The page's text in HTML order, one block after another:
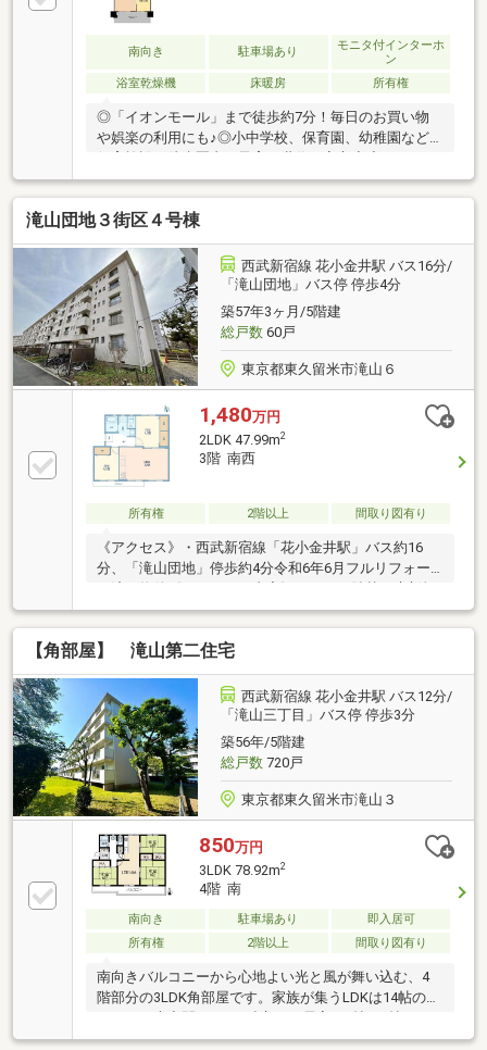
南向き 駐車場あり
モニタ付インターホ
ン
浴室乾燥機
床暖房 所有権
◎「イオンモール」まで徒歩約7分！毎日のお買い物
や娯楽の利用にも♪◎小中学校、保育園、幼稚園など
ポイント◇◆◎キッチンには嬉しい「食洗機」付き◎
寒い時期も足元からぽかぽか「床暖房」◎雨の日や花
粉時期のお洗濯に「浴室乾燥機」◎バルコニーには
「スロップシンク」植物の水やりや汚れた靴などを洗
うのに便利♪／東久留米市の住まい探しは、私たちに
お任せください！＼自然環境と住みやすさが魅力の街
「東久留米市」を知り尽くした地域密着の不動産会社
です。お気軽にお問い合わせください！
滝山団地３街区４号棟
西武新宿線 花小金井駅 バス16分/
「滝山団地」バス停 停歩4分
築57年3ヶ月/5階建
総戸数60戸
東京都東久留米市滝山６
1,480万円
2LDK 47.99m2
3階 南西
所有権 2階以上 間取り図有り
《アクセス》・西武新宿線「花小金井駅」バス約16
分、「滝山団地」停歩約4分令和6年6月フルリフォー
貼替・キッチン交換・建具交換・ユニットバス交換・
洗面化粧台交換・トイレ交換(ウォシュレット付き)・
浴室交換(給湯器交換)・防水パン・水栓交換・ハウス
クリーニング等・売主様が綺麗にお使いのため、室内
コンディション良好＜ライフインフォメーション＞・
東久留米市立はくさん保育園 …約710ｍ・東久留米市
立第七小学校 …約680ｍ・東久留米市立下里中学校
…約420ｍ・滝山図書館 …約800ｍ
【角部屋】 滝山第二住宅
西武新宿線 花小金井駅 バス12分/
「滝山三丁目」バス停 停歩3分
築56年/5階建
総戸数720戸
東京都東久留米市滝山３
850万円
3LDK 78.92m2
4階 南
南向き 駐車場あり
即入居可
所有権
2階以上 間取り図有り
南向きバルコニーから心地よい光と風が舞い込む、4
階部分の3LDK角部屋です。家族が集うLDKは14帖のゆ
帖）を備え、成長期のお子様への子ども部屋やリモー